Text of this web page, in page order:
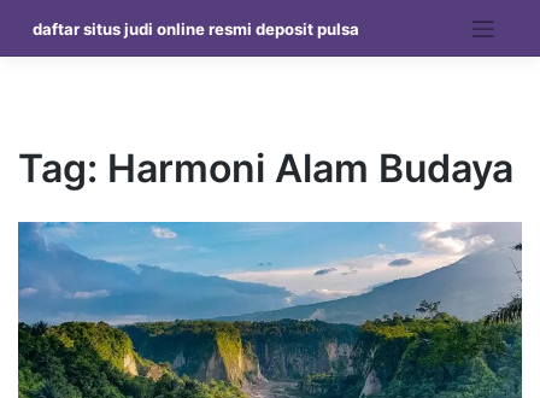
content
daftar situs judi online resmi deposit pulsa
Tag: Harmoni Alam Budaya